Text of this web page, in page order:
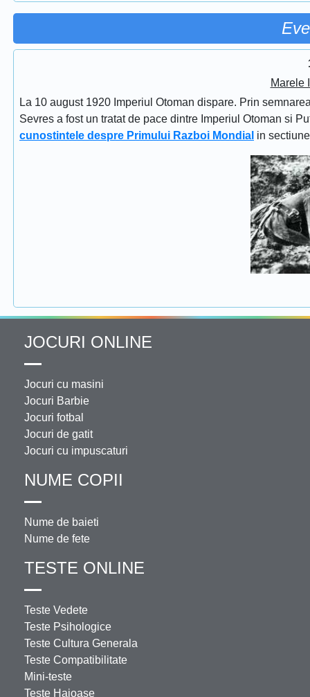
Marele
La 10 august 1920 Imperiul Otoman dispare. Prin
Sevres a fost un tratat de pace dintre Imperiul Otoman si
cunostintele despre Primului Razboi Mondial in
JOCURI ONLINE
Jocuri cu masini
Jocuri Barbie
Jocuri fotbal
Jocuri de gatit
Jocuri cu impuscaturi
NUME COPII
Nume de baieti
Nume de fete
TESTE ONLINE
Teste Vedete
Teste Psihologice
Teste Cultura Generala
Teste Compatibilitate
Mini-teste
Teste Haioase